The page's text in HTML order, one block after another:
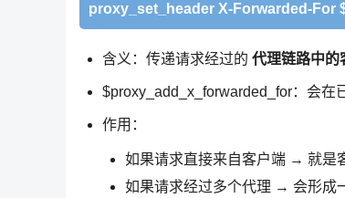
proxy_set_header X-Forwarded-For
含义：传递请求经过的 代理链路中的
$proxy_add_x_forwarded_for：会在
作用：
如果请求直接来自客户端 → 就是
如果请求经过多个代理 → 会形成